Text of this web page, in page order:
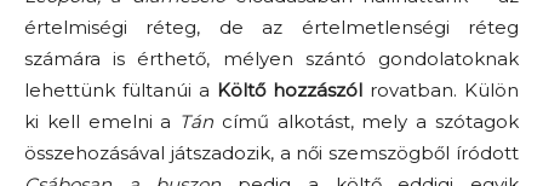
értelmiségi réteg, de az értelmetlenségi réteg
számára is érthető, mélyen szántó gondolatoknak
lehettünk fültanúi a Költő hozzászól rovatban. Külön
ki kell emelni a Tán című alkotást, mely a szótagok
összehozásával játszadozik, a női szemszögből íródott